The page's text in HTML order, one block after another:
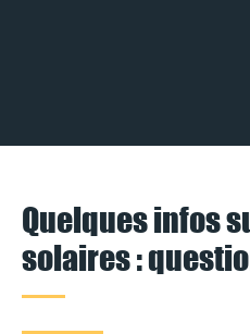
Quelques infos
solaires :